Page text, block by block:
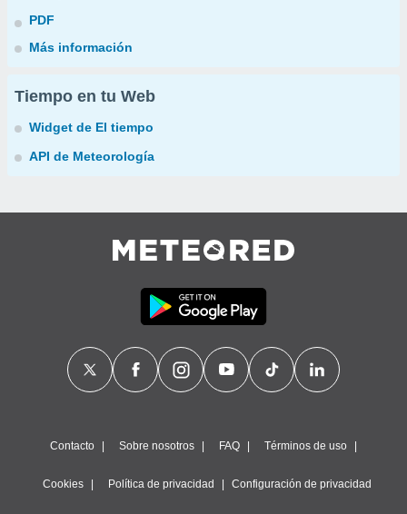
PDF
Más información
Tiempo en tu Web
Widget de El tiempo
API de Meteorología
Contacto Sobre nosotros FAQ Términos de uso
Cookies Política de privacidad Configuración de privacidad